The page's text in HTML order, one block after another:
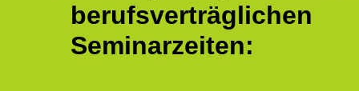
berufsverträglichen
Seminarzeiten: